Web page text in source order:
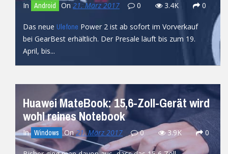
In Android On 21. März 2017 0 3.4K 0
Das neue Ulefone Power 2 ist ab sofort im Vorverkauf
bei GearBest erhältlich. Der Presale läuft bis zum 19.
April, bis...
READ MORE
Huawei MateBook: 15,6-Zoll-Gerät wird
wohl reines Notebook
In Windows On21. März 2017 0 3.9K 0